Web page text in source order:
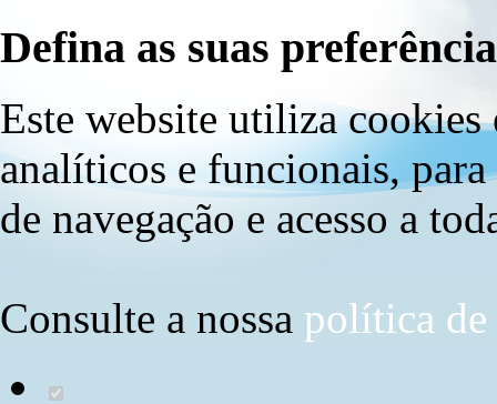
Defina as suas
Este website utiliza cookies
analíticos e funcionais,
de navegação e acesso a
Consulte a nossa política de